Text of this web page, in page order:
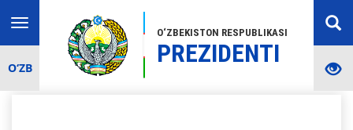
O‘ZBEKISTON RESPUBLIKASI
PREZIDENTI
Toggle
navigation
O‘ZB